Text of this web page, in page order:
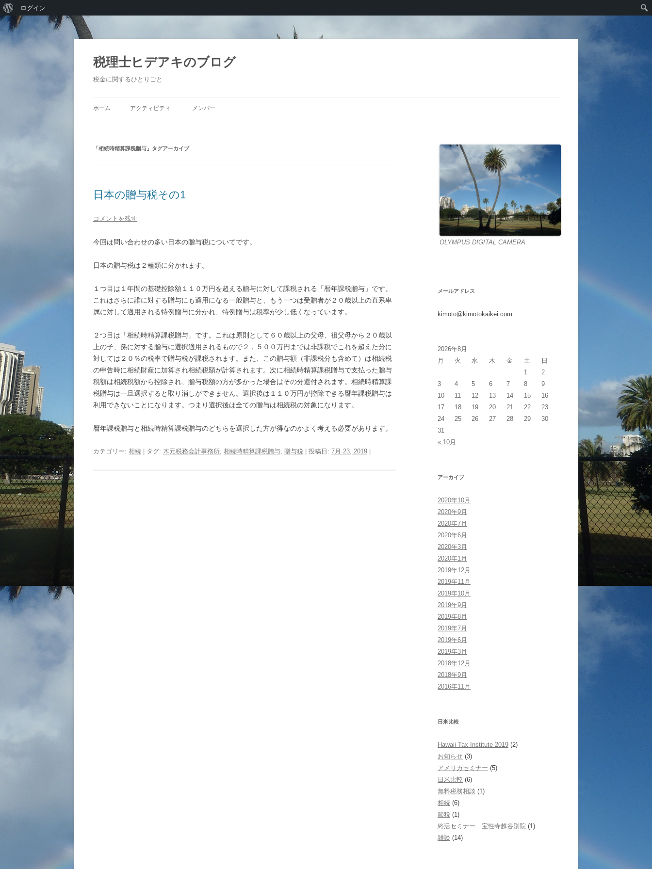
WordPress
に
ログイン
税理士ヒデアキのブログ
税金に関するひとりごと
ホーム アクティビティ メンバー
「相続時精算課税贈与 」タグアーカイブ
日本の贈与税その1
コメントを残す
今回は問い合わせの多い日本の贈与税についてです。
日本の贈与税は２種類に分かれます。
１つ目は１年間の基礎控除額１１０万円を超える贈与に対して課税される「暦年課税贈与」です。
これはさらに誰に対する贈与にも適用になる一般贈与と、もう一つは受贈者が２０歳以上の直系卑
属に対して適用される特例贈与に分かれ、特例贈与は税率が少し低くなっています。
２つ目は「相続時精算課税贈与」です。これは原則として６０歳以上の父母、祖父母から２０歳以
上の子、孫に対する贈与に選択適用されるもので２，５００万円までは非課税でこれを超えた分に
対しては２０％の税率で贈与税が課税されます。また、この贈与額（非課税分も含めて）は相続税
の申告時に相続財産に加算され相続税額が計算されます。次に相続時精算課税贈与で支払った贈与
税額は相続税額から控除され、贈与税額の方が多かった場合はその分還付されます。相続時精算課
税贈与は一旦選択すると取り消しができません。選択後は１１０万円が控除できる暦年課税贈与は
利用できないことになります。つまり選択後は全ての贈与は相続税の対象になります。
暦年課税贈与と相続時精算課税贈与のどちらを選択した方が得なのかよく考える必要があります。
カテゴリー: 相続 | タグ: 木元税務会計事務所, 相続時精算課税贈与, 贈与税 | 投稿日: 7月 23, 2019
OLYMPUS DIGITAL CAMERA
メールアドレス
kimoto@kimotokaikei.com
2026年8月
月
火 水 木 金 土
日
1
2
3
4 5 6 7 8
9
10
11 12 13 14 15
16
17
18 19 20 21 22
23
24
25 26 27 28 29
30
31
« 10月
アーカイブ
2020年10月
2020年9月
2020年7月
2020年6月
2020年3月
2020年1月
2019年12月
2019年11月
2019年10月
2019年9月
2019年8月
2019年7月
2019年6月
2019年3月
2018年12月
2018年9月
2016年11月
日米比較
Hawaii Tax Institute 2019 (2)
お知らせ (3)
アメリカセミナー (5)
日米比較 (6)
無料税務相談 (1)
相続 (6)
節税 (1)
終活セミナー 宝性寺越谷別院 (1)
雑談 (14)